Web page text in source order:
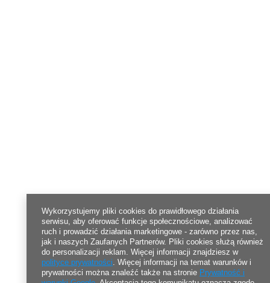
Wykorzystujemy pliki cookies do prawidłowego działania
serwisu, aby oferować funkcje społecznościowe, analizować
ruch i prowadzić działania marketingowe - zarówno przez nas,
jak i naszych Zaufanych Partnerów. Pliki cookies służą również
do personalizacji reklam. Więcej informacji znajdziesz w
polityce prywatności. Więcej informacji na temat warunków i
prywatności można znaleźć także na stronie Prywatność i